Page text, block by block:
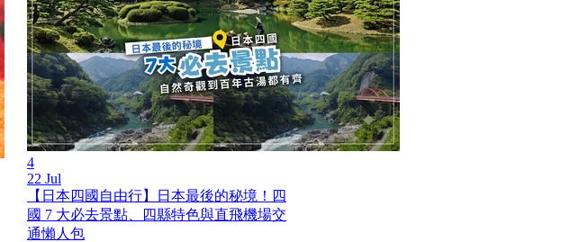
4
22 Jul
【日本四國自由行】日本最後的秘境！四
國 7 大必去景點、四縣特色與直飛機場交
通懶人包